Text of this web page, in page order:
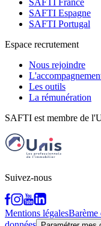
SAFTI France
SAFTI Espagne
SAFTI Portugal
Espace recrutement
Nous rejoindre
Les outils
La rémunération
SAFTI est membre de
Suivez-nous
Mentions légalesBarème